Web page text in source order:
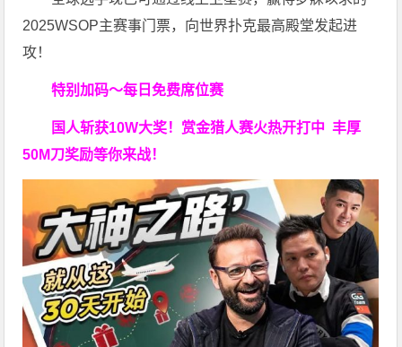
2025WSOP主赛事门票，向世界扑克最高殿堂发起进
攻！
特别加码～每日免费席位赛
国人斩获10W大奖！ 赏金猎人赛火热开打中 丰厚
50M刀奖励等你来战！